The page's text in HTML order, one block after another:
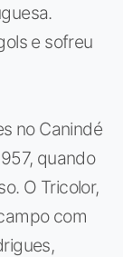
e sofreu
no Canindé
quando
O Tricolor,
com